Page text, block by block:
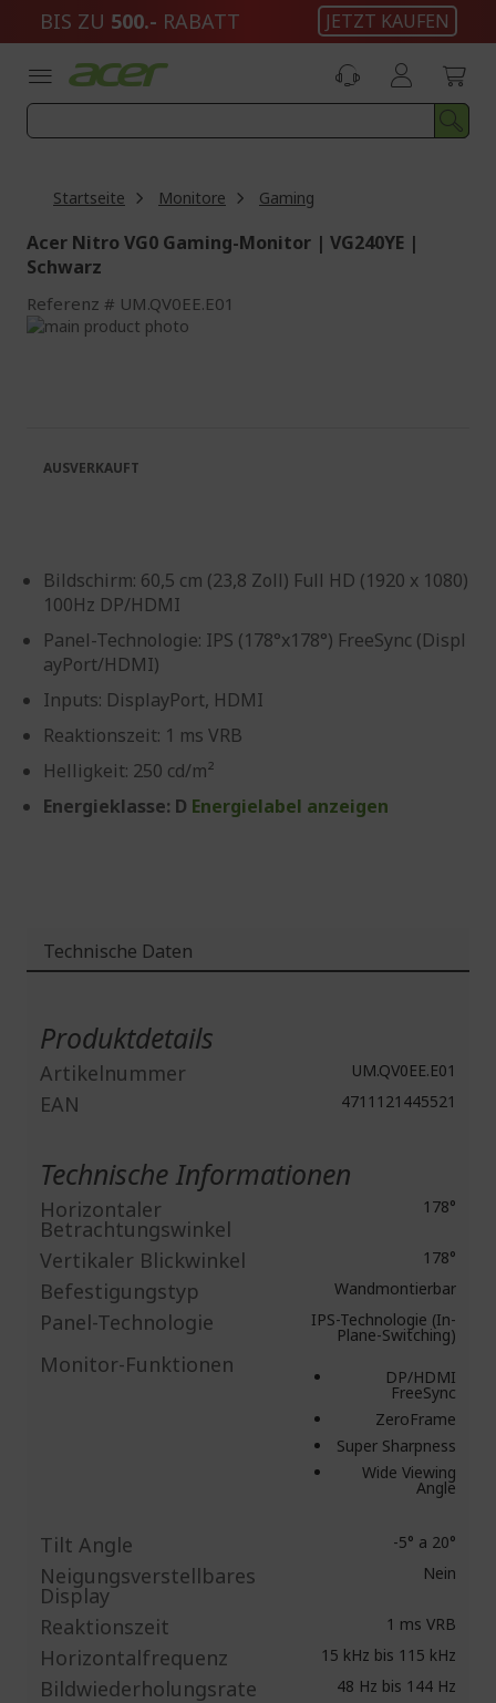
BIS ZU 500.- RABATT JETZT KAUFEN
Startseite Monitore Gaming
Acer Nitro VG0 Gaming-Monitor | VG240YE |
Schwarz
Referenz UM.QV0EE.E01
Zum
Bildschirm: 60,5 cm (23,8 Zoll) Full HD (1920 x 1080)
100Hz DP/HDMI
Panel-Technologie: IPS (178°x178°) FreeSync (Displ
ayPort/HDMI)
Inputs: DisplayPort, HDMI
Reaktionszeit: 1 ms VRB
Helligkeit: 250 cd/m²
Energieklasse: D Energielabel anzeigen
AUSVERKAUFT
Technische Daten
Produktdetails
Artikelnummer UM.QV0EE.E01
EAN 4711121445521
Technische Informationen
Horizontaler
Betrachtungswinkel
178°
Vertikaler Blickwinkel 178°
Befestigungstyp Wandmontierbar
Panel-Technologie IPS-Technologie (In-
Plane-Switching)
Monitor-Funktionen DP/HDMI
FreeSync
ZeroFrame
Super Sharpness
Wide Viewing
Angle
Tilt Angle -5° a 20°
Neigungsverstellbares
Display
Nein
Reaktionszeit 1 ms VRB
Horizontalfrequenz 15 kHz bis 115 kHz
Bildwiederholungsrate 48 Hz bis 144 Hz